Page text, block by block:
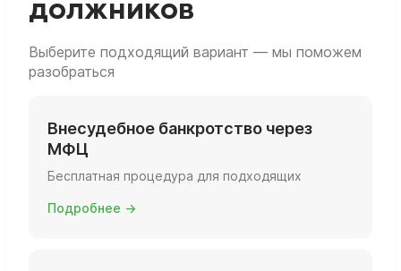
займёт процедура по времени и какие
запускать.
должников
Выберите подходящий вариант — мы поможем
разобраться
Внесудебное банкротство через
МФЦ
Бесплатная процедура для подходящих
Подробнее →